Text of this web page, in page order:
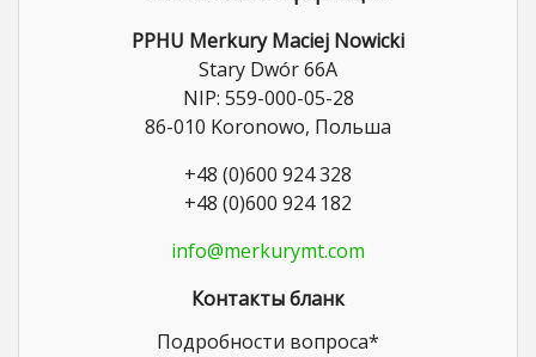
PPHU Merkury Maciej Nowicki
Stary Dwór 66A
NIP: 559-000-05-28
86-010 Koronowo, Польша
+48 (0)600 924 328
+48 (0)600 924 182
info@merkurymt.com
Контакты бланк
Подробности вопроса*